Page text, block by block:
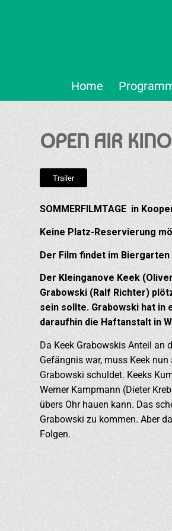
Home
OPEN AIR
Trailer
SOMMERFILMTAGE in
Keine Platz-Reservierung
Der Film findet im
Der Kleinganove Keek
Grabowski (Ralf Richter)
sein sollte. Grabowski hat in
daraufhin die Haftanstalt in
Da Keek Grabowskis Anteil an
Gefängnis war, muss Keek
Grabowski schuldet. Keeks
Werner Kampmann (Dieter
übers Ohr hauen kann. Das
Grabowski zu kommen. Aber
Folgen.